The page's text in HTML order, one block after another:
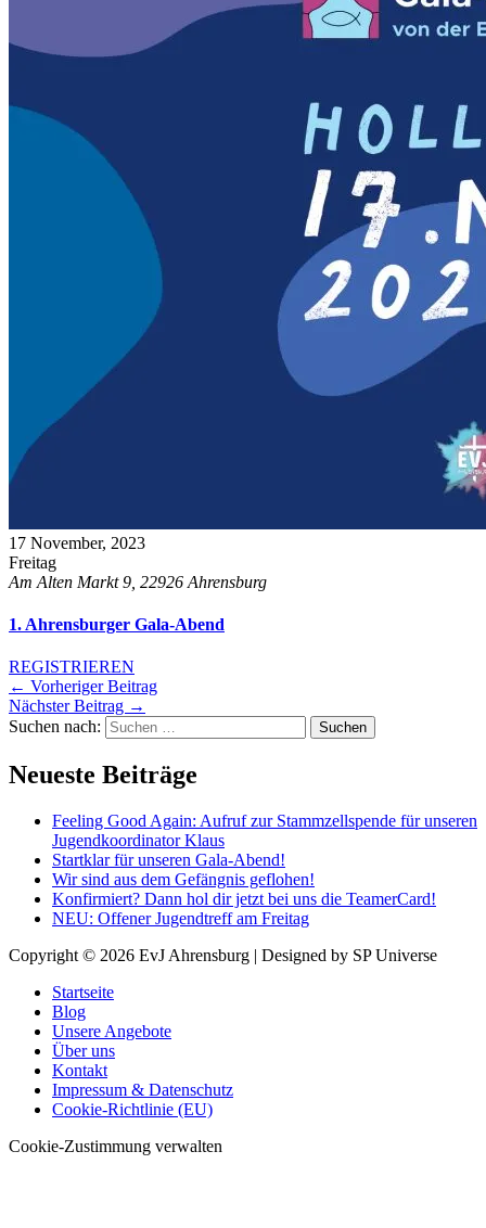
17 November, 2023
Freitag
Am Alten Markt 9, 22926 Ahrensburg
1. Ahrensburger Gala-Abend
REGISTRIEREN
← Vorheriger Beitrag
Nächster Beitrag →
Suchen nach:
Neueste Beiträge
Feeling Good Again: Aufruf zur Stammzellspende für unseren
Jugendkoordinator Klaus
Startklar für unseren Gala-Abend!
Wir sind aus dem Gefängnis geflohen!
Konfirmiert? Dann hol dir jetzt bei uns die TeamerCard!
NEU: Offener Jugendtreff am Freitag
Copyright © 2026 EvJ Ahrensburg | Designed by SP Universe
Startseite
Blog
Unsere Angebote
Über uns
Kontakt
Impressum & Datenschutz
Cookie-Richtlinie (EU)
Cookie-Zustimmung verwalten